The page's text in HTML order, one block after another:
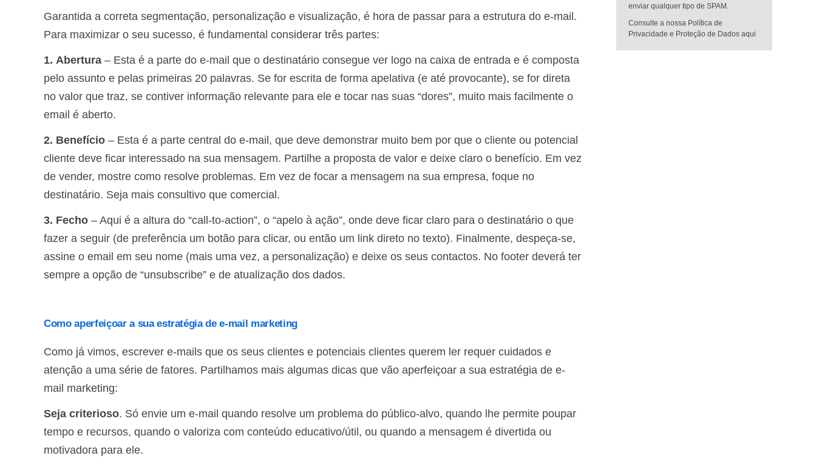
Garantida a correta segmentação, personalização e visualização, é hora de passar para a estrutura do e-mail.
Para maximizar o seu sucesso, é fundamental considerar três partes:
1. Abertura – Esta é a parte do e-mail que o destinatário consegue ver logo na caixa de entrada e é composta
pelo assunto e pelas primeiras 20 palavras. Se for escrita de forma apelativa (e até provocante), se for direta
no valor que traz, se contiver informação relevante para ele e tocar nas suas “dores”, muito mais facilmente o
email é aberto.
2. Benefício – Esta é a parte central do e-mail, que deve demonstrar muito bem por que o cliente ou potencial
cliente deve ficar interessado na sua mensagem. Partilhe a proposta de valor e deixe claro o benefício. Em vez
de vender, mostre como resolve problemas. Em vez de focar a mensagem na sua empresa, foque no
destinatário. Seja mais consultivo que comercial.
3. Fecho – Aqui é a altura do “call-to-action”, o “apelo à ação”, onde deve ficar claro para o destinatário o que
fazer a seguir (de preferência um botão para clicar, ou então um link direto no texto). Finalmente, despeça-se,
assine o email em seu nome (mais uma vez, a personalização) e deixe os seus contactos. No footer deverá ter
sempre a opção de “unsubscribe” e de atualização dos dados.
Como aperfeiçoar a sua estratégia de e-mail marketing
Como já vimos, escrever e-mails que os seus clientes e potenciais clientes querem ler requer cuidados e
atenção a uma série de fatores. Partilhamos mais algumas dicas que vão aperfeiçoar a sua estratégia de e-
mail marketing:
Seja criterioso. Só envie um e-mail quando resolve um problema do público-alvo, quando lhe permite poupar
tempo e recursos, quando o valoriza com conteúdo educativo/útil, ou quando a mensagem é divertida ou
motivadora para ele.
enviar qualquer tipo de SPAM.
Consulte a nossa Política de
Privacidade e Proteção de Dados aqui